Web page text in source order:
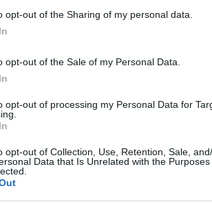
opt-out of the Sharing of my personal data.
opt-out of the Sale of my Personal Data.
opt-out of processing my Personal Data for
opt-out of Collection, Use, Retention, Sale,
Data that Is Unrelated with the